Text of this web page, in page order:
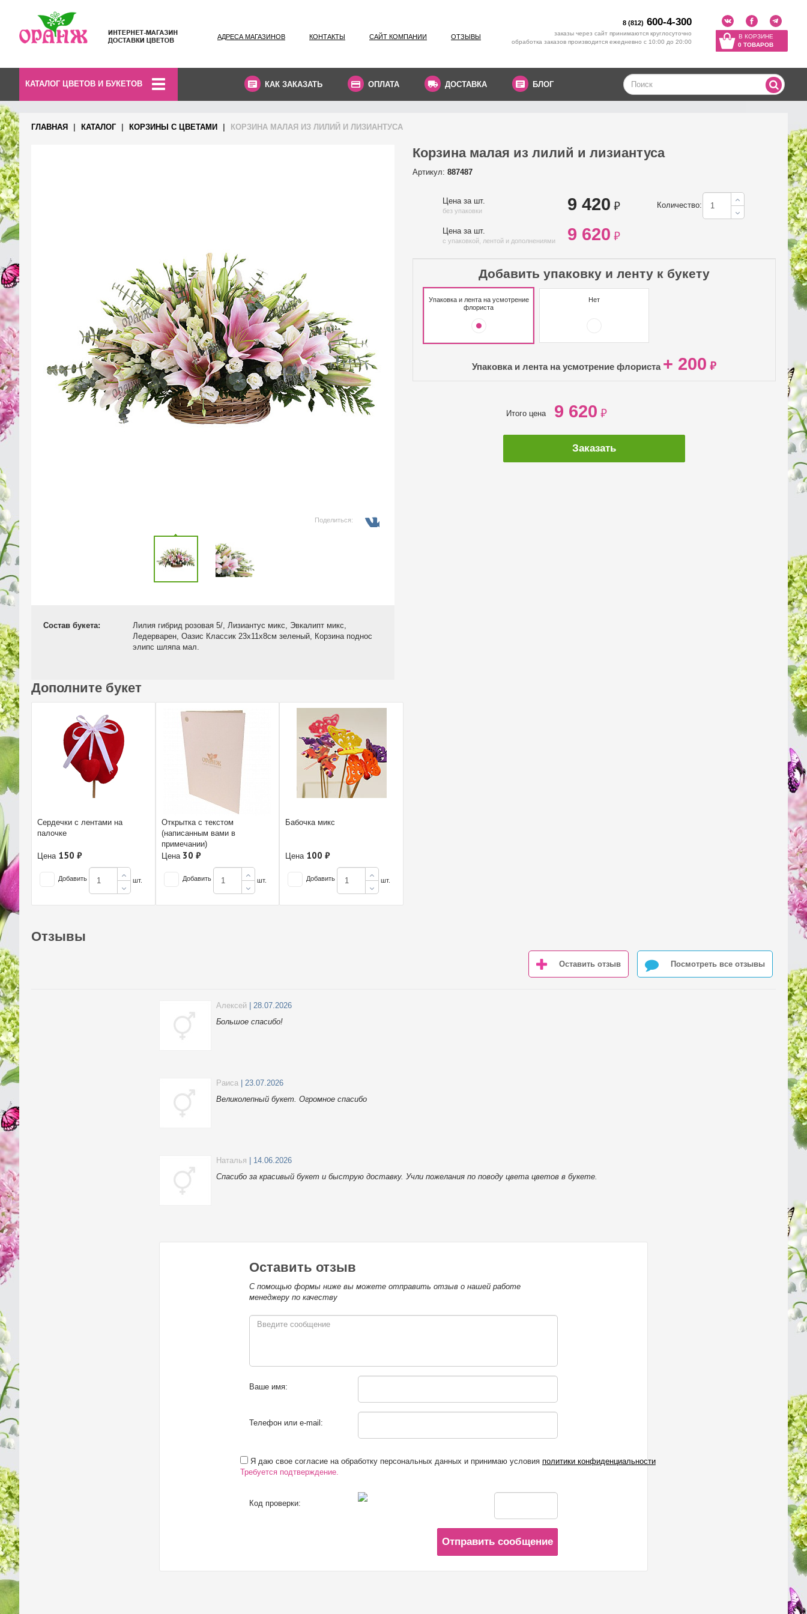
АДРЕСА МАГАЗИНОВ КОНТАКТЫ САЙТ КОМПАНИИ ОТЗЫВЫ
8 (812) 600-4-300
заказы через сайт принимаются круглосуточно
обработка заказов производится ежедневно с 10:00 до 20:00
В КОРЗИНЕ
0 ТОВАРОВ
КАТАЛОГ ЦВЕТОВ И БУКЕТОВ КАК ЗАКАЗАТЬ ОПЛАТА ДОСТАВКА БЛОГ
ГЛАВНАЯ КАТАЛОГ КОРЗИНЫ С ЦВЕТАМИ КОРЗИНА МАЛАЯ ИЗ ЛИЛИЙ И ЛИЗИАНТУСА
Поделиться:
Состав букета:
Лилия гибрид розовая 5/, Лизиантус микс, Эвкалипт микс,
Ледерварен, Оазис Классик 23х11х8см зеленый, Корзина поднос
элипс шляпа мал.
Корзина малая из лилий и лизиантуса
Артикул: 887487
Цена за шт.
без упаковки 9 420 ₽ Количество:
Цена за шт.
с упаковкой, лентой и дополнениями 9 620 ₽
Добавить упаковку и ленту к букету
Упаковка и лента на усмотрение
флориста
Нет
Упаковка и лента на усмотрение флориста + 200 ₽
Итого цена 9 620 ₽
Заказать
Дополните букет
Сердечки с лентами на
палочке
Цена 150 ₽
Добавить шт.
Открытка с текстом
(написанным вами в
примечании)
Цена 30 ₽
Добавить шт.
Бабочка микс
Цена 100 ₽
Добавить шт.
Отзывы
Оставить отзыв Посмотреть все отзывы
Алексей | 28.07.2026
Большое спасибо!
Раиса | 23.07.2026
Великолепный букет. Огромное спасибо
Наталья
| 14.06.2026
Спасибо за красивый букет и быструю доставку. Учли пожелания по поводу цвета цветов в букете.
Оставить отзыв
С помощью формы ниже вы можете отправить отзыв о нашей работе
менеджеру по качеству
Ваше имя:
Телефон или e-mail:
Я даю свое согласие на обработку персональных данных и принимаю условия политики конфиденциальности
Требуется подтверждение.
Код проверки:
Отправить сообщение